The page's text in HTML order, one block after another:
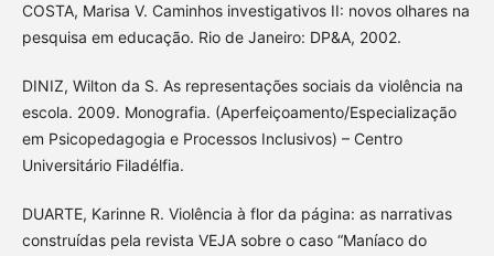
COSTA, Marisa V. Caminhos investigativos II: novos olhares na
pesquisa em educação. Rio de Janeiro: DP&A, 2002.
DINIZ, Wilton da S. As representações sociais da violência na
escola. 2009. Monografia. (Aperfeiçoamento/Especialização
em Psicopedagogia e Processos Inclusivos) – Centro
Universitário Filadélfia.
DUARTE, Karinne R. Violência à flor da página: as narrativas
construídas pela revista VEJA sobre o caso “Maníaco do